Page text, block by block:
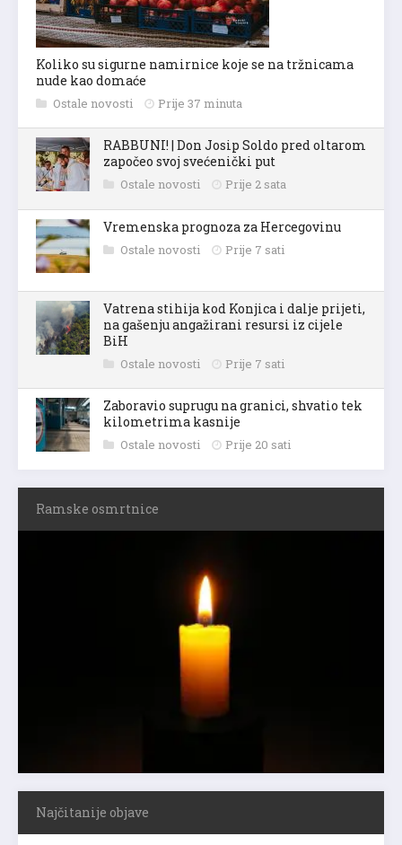
Koliko su sigurne namirnice koje se na tržnicama
nude kao domaće
Ostale novosti Prije 37 minuta
RABBUNI! | Don Josip Soldo pred oltarom
započeo svoj svećenički put
Ostale novosti Prije 2 sata
Vremenska prognoza za Hercegovinu
Ostale novosti Prije 7 sati
Vatrena stihija kod Konjica i dalje prijeti,
na gašenju angažirani resursi iz cijele
BiH
Ostale novosti Prije 7 sati
Zaboravio suprugu na granici, shvatio tek
kilometrima kasnije
Ostale novosti Prije 20 sati
Ramske osmrtnice
Najčitanije objave